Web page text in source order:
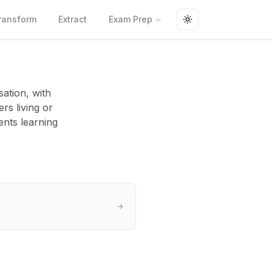
Extract Exam Prep
Toggle theme
with
living or
learning
→